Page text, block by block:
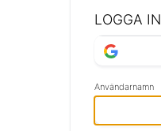
LOGGA IN
Användarnamn